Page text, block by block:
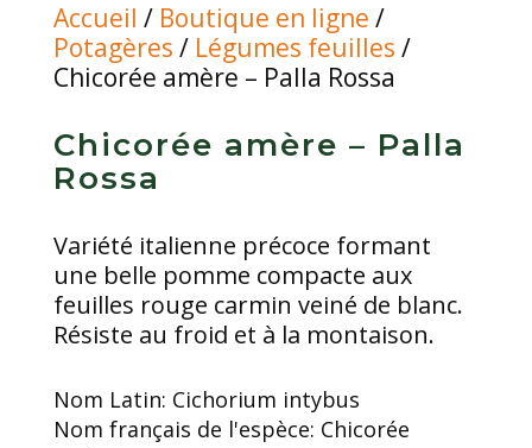
Accueil / Boutique en ligne /
Potagères / Légumes feuilles /
Chicorée amère – Palla Rossa
Chicorée amère – Palla
Rossa
Variété italienne précoce formant
une belle pomme compacte aux
feuilles rouge carmin veiné de blanc.
Résiste au froid et à la montaison.
Nom Latin: Cichorium intybus
Nom français de l'espèce: Chicorée